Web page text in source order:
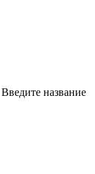
Введите название